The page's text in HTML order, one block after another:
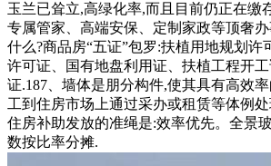
玉兰已耸立,高绿化率,而且目前仍正在缴
专属管家、高端安保、定制家政等顶奢办
什么?商品房“五证”包罗:扶植用地规划许
许可证、国有地盘利用证、扶植工程开
证.187、墙体是朋分构件,使其具有高效
工到住房市场上通过采办或租赁等体例
住房补助发放的准绳是:效率优先。全景
数按比率分摊.